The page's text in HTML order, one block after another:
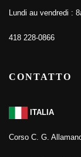
Lundi au vendredi :
418 228-0866
CONTATTO
ITALIA
Corso C. G.